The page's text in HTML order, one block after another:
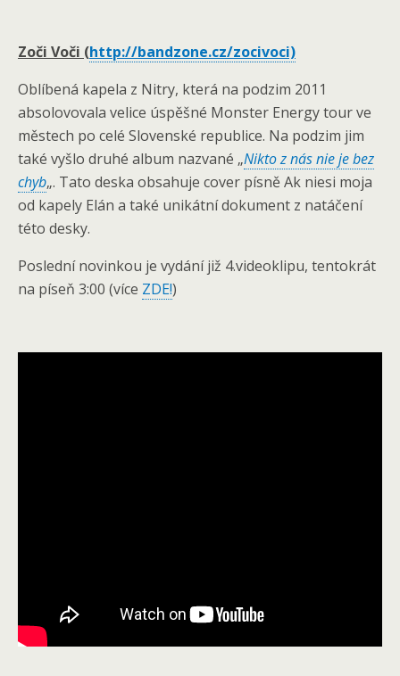
Zoči Voči (http://bandzone.cz/zocivoci)
Oblíbená kapela z Nitry, která na podzim 2011
absolovovala velice úspěšné Monster Energy tour ve
městech po celé Slovenské republice. Na podzim jim
také vyšlo druhé album nazvané „Nikto z nás nie je bez
chyb„. Tato deska obsahuje cover písně Ak niesi moja
od kapely Elán a také unikátní dokument z natáčení
této desky.
Poslední novinkou je vydání již 4.videoklipu, tentokrát
na píseň 3:00 (více ZDE!)